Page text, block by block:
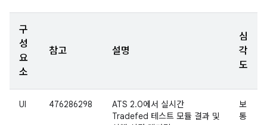
구
성
요
소
참고 설명
심
각
도
UI 476286298
ATS 2.0에서 실시간
Tradefed 테스트 모듈 결과 및
보
통